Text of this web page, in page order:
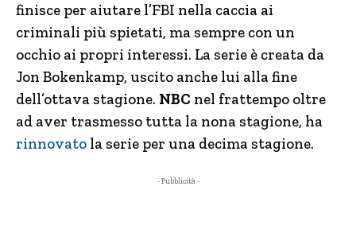
finisce per aiutare l’FBI nella caccia ai
criminali più spietati, ma sempre con un
occhio ai propri interessi. La serie è creata da
Jon Bokenkamp, uscito anche lui alla fine
dell’ottava stagione. NBC nel frattempo oltre
ad aver trasmesso tutta la nona stagione, ha
rinnovato la serie per una decima stagione.
- Pubblicità -